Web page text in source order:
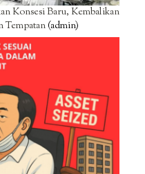
Konsesi Baru, Kembalikan
Tempatan(admin)